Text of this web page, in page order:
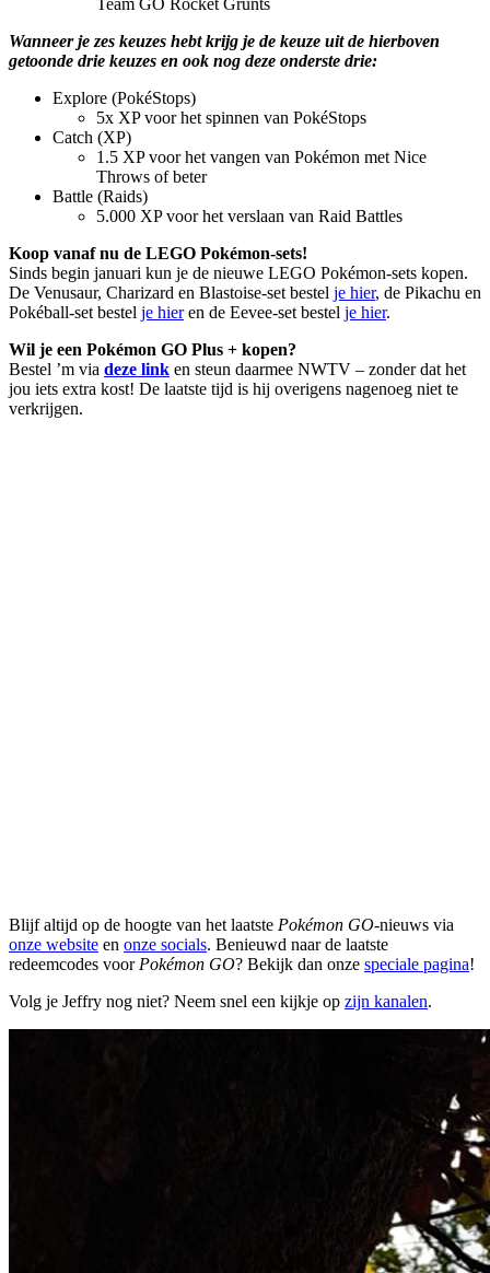
Team GO Rocket Grunts
Wanneer je zes keuzes hebt krijg je de keuze uit de hierboven
getoonde drie keuzes en ook nog deze onderste drie:
Explore (PokéStops)
5x XP voor het spinnen van PokéStops
Catch (XP)
1.5 XP voor het vangen van Pokémon met Nice
Throws of beter
Battle (Raids)
5.000 XP voor het verslaan van Raid Battles
Koop vanaf nu de LEGO Pokémon-sets!
Sinds begin januari kun je de nieuwe LEGO Pokémon-sets kopen.
De Venusaur, Charizard en Blastoise-set bestel je hier, de Pikachu en
Pokéball-set bestel je hieren de Eevee-set bestel je hier.
Wil je een Pokémon GO Plus + kopen?
Bestel ’m via deze link en steun daarmee NWTV – zonder dat het
jou iets extra kost! De laatste tijd is hij overigens nagenoeg niet te
verkrijgen.
Blijf altijd op de hoogte van het laatste Pokémon GO-nieuws via
onze website en onze socials. Benieuwd naar de laatste
redeemcodes voor Pokémon GO? Bekijk dan onze speciale pagina!
Volg je Jeffry nog niet? Neem snel een kijkje op zijn kanalen.